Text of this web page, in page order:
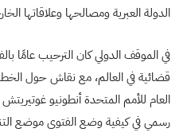
الدولة العبرية ومصالحها وعلاقاتها
في الموقف الدولي كان الترحيب عامًا
قضائية في العالم، مع نقاش حول
العام للأمم المتحدة أنطونيو
رسمي في كيفية وضع الفتوى موضع